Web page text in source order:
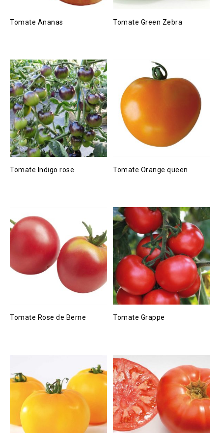
Tomate Ananas Tomate Green Zebra
Tomate Indigo rose Tomate Orange queen
Tomate Rose de Berne Tomate Grappe